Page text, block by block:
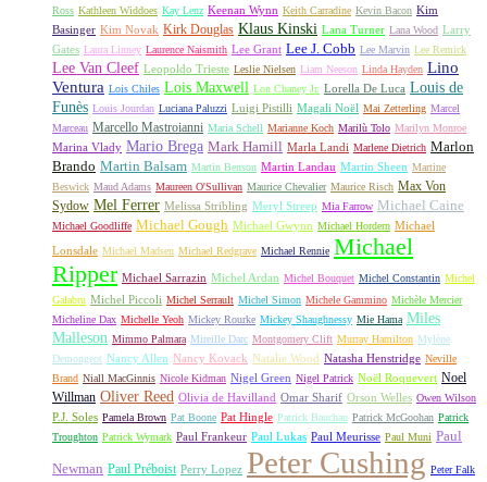
Ross Kathleen Widdoes Kay Lenz Keenan Wynn Keith Carradine Kevin Bacon Kim
Basinger Kim Novak Kirk Douglas Klaus Kinski Lana Turner Lana Wood Larry
Gates Laura Linney Laurence Naismith Lee Grant Lee J. Cobb Lee Marvin Lee Remick
Lee Van Cleef Leopoldo Trieste Leslie Nielsen Liam Neeson Linda Hayden Lino
Ventura Lois Chiles Lois Maxwell Lon Chaney Jr. Lorella De Luca Louis de
Funès Louis Jourdan Luciana Paluzzi Luigi Pistilli Magali Noël Mai Zetterling Marcel
Marceau Marcello Mastroianni Maria Schell Marianne Koch Marilù Tolo Marilyn Monroe
Marina Vlady Mario Brega Mark Hamill Marla Landi Marlene Dietrich Marlon
Brando Martin Balsam Martin Benson Martin Landau Martin Sheen Martine
Beswick Maud Adams Maureen O'Sullivan Maurice Chevalier Maurice Risch Max Von
Sydow Mel Ferrer Melissa Stribling Meryl Streep Mia Farrow Michael Caine
Michael Goodliffe Michael Gough Michael Gwynn Michael Hordern Michael
Lonsdale Michael Madsen Michael Redgrave Michael Rennie Michael
Ripper Michael Sarrazin Michel Ardan Michel Bouquet Michel Constantin Michel
Galabru Michel Piccoli Michel Serrault Michel Simon Michele Gammino Michèle Mercier
Micheline Dax Michelle Yeoh Mickey Rourke Mickey Shaughnessy Mie Hama Miles
Malleson Mimmo Palmara Mireille Darc Montgomery Clift Murray Hamilton Mylène
Demongeot Nancy Allen Nancy Kovack Natalie Wood Natasha Henstridge Neville
Brand Niall MacGinnis Nicole Kidman Nigel Green Nigel Patrick Noël Roquevert Noel
Willman Oliver Reed Olivia de Havilland Omar Sharif Orson Welles Owen Wilson
P.J. Soles Pamela Brown Pat Boone Pat Hingle Patrick Bauchau Patrick McGoohan Patrick
Troughton Patrick Wymark Paul Frankeur Paul Lukas Paul Meurisse Paul Muni Paul
Newman Paul Préboist Perry Lopez Peter Cushing Peter Falk